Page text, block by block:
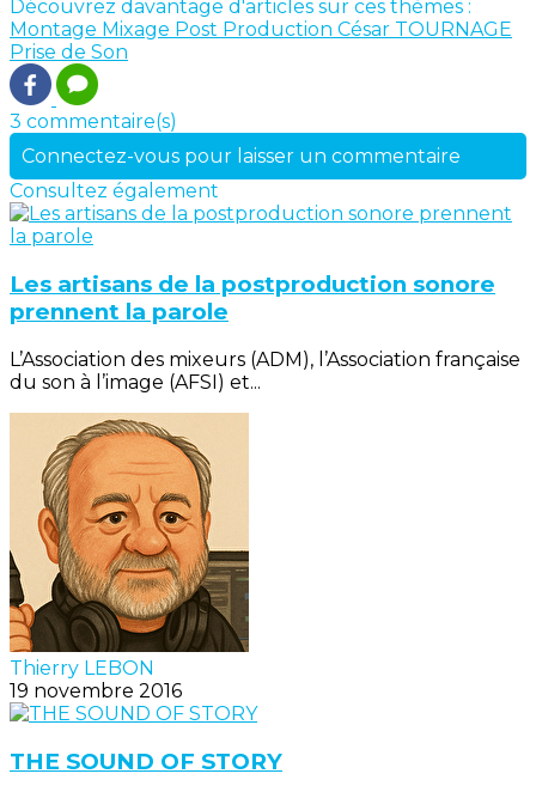
Découvrez davantage d'articles sur ces thèmes :
Montage Mixage Post Production César TOURNAGE
Prise de Son
3 commentaire(s)
Connectez-vous pour laisser un commentaire
Consultez également
Les artisans de la postproduction sonore
prennent la parole
L’Association des mixeurs (ADM), l’Association française
du son à l’image (AFSI) et...
Thierry LEBON
19 novembre 2016
THE SOUND OF STORY